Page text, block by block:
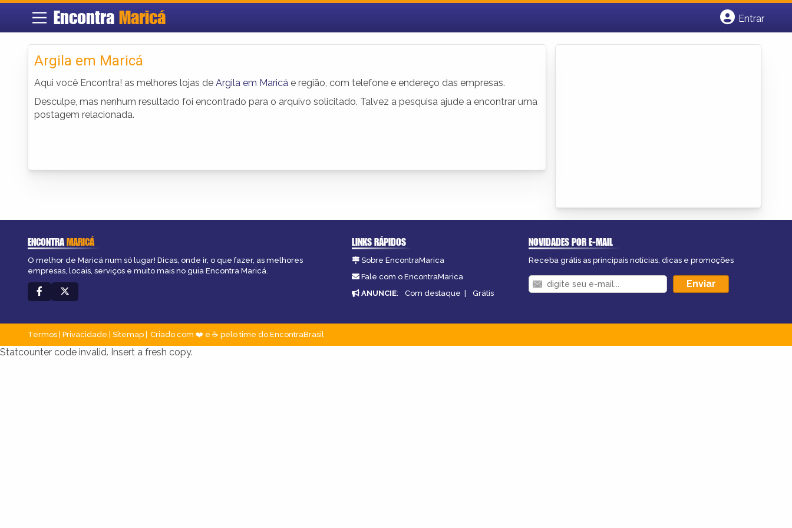
Encontra Maricá
Entrar
Argila em Maricá
Aqui você Encontra! as melhores lojas de Argila em Maricá e região, com telefone e endereço das empresas.
Desculpe, mas nenhum resultado foi encontrado para o arquivo solicitado. Talvez a pesquisa ajude a encontrar uma
postagem relacionada.
ENCONTRAMARICÁ
O melhor de Maricá num só lugar! Dicas, onde ir, o que fazer, as melhores
empresas, locais, serviços e muito mais no guia Encontra Maricá.
LINKS RÁPIDOS
Sobre EncontraMarica
Fale com o EncontraMarica
ANUNCIE: Com destaque | Grátis
NOVIDADES POR E-MAIL
Receba grátis as principais notícias, dicas e promoções
Termos Privacidade Sitemap Criado com ❤️ e ☕ pelo time do EncontraBrasil
Statcounter code invalid. Insert a fresh copy.